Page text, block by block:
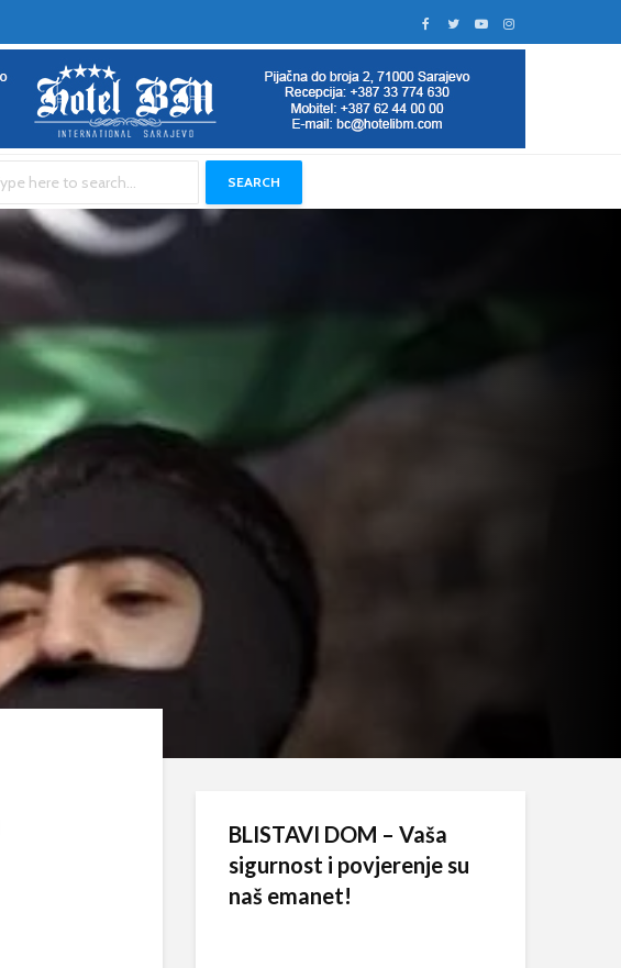
SEARCH
BLISTAVI DOM – Vaša
sigurnost i povjerenje su
naš emanet!